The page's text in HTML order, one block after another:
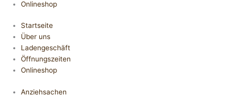
Onlineshop
Startseite
Über uns
Ladengeschäft
Öffnungszeiten
Onlineshop
Anziehsachen